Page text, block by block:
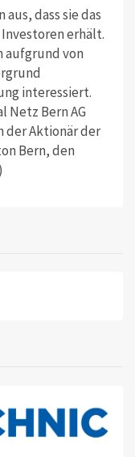
dass sie das
erhält.
aufgrund von
interessiert.
Netz Bern AG
der Aktionär der
Bern, den